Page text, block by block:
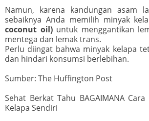
Namun, karena kandungan asam
sebaiknya Anda memilih minyak
coconut oil)untuk menggantikan
mentega dan lemak trans.
Perlu diingat bahwa minyak kelapa
dan hindari konsumsi berlebihan.
Sumber: The Huffington Post
Sehat Berkat Tahu BAGAIMANA
Kelapa Sendiri